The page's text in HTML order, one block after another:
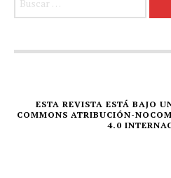
ESTA REVISTA ESTÁ BAJO
COMMONS ATRIBUCIÓN-
4.0